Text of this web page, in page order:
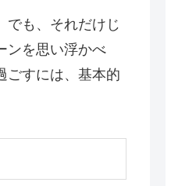
でも、それだけじ
ンを思い浮かべ
ごすには、基本的